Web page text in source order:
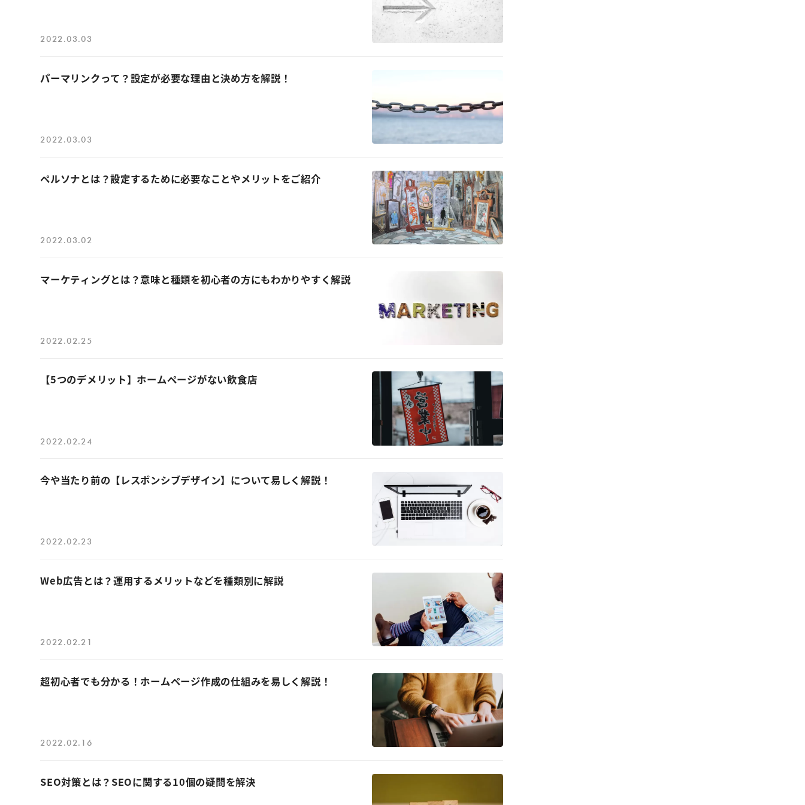
2022.03.03
パーマリンクって？設定が必要な理由と決め方を解説！
2022.03.03
ペルソナとは？設定するために必要なことやメリットをご紹介
2022.03.02
マーケティングとは？意味と種類を初心者の方にもわかりやすく解説
2022.02.25
【5つのデメリット】ホームページがない飲食店
2022.02.24
今や当たり前の【レスポンシブデザイン】について易しく解説！
2022.02.23
Web広告とは？運用するメリットなどを種類別に解説
2022.02.21
超初心者でも分かる！ホームページ作成の仕組みを易しく解説！
2022.02.16
SEO対策とは？SEOに関する10個の疑問を解決